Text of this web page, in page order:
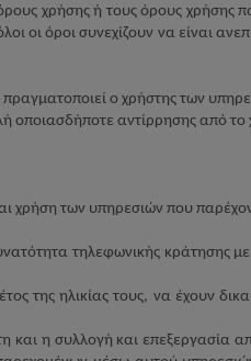
χρήσης ή τους όρους χρήσης
οι όροι συνεχίζουν να είναι
ο χρήστης των
αντίρρησης από το
χρήση των υπηρεσιών που
τηλεφωνικής κράτησης
της ηλικίας τους, να έχουν
και η συλλογή και επεξεργασία